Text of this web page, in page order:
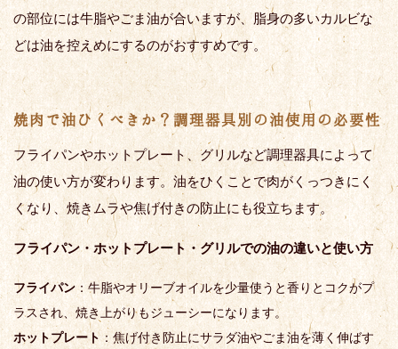
の部位には牛脂やごま油が合いますが、脂身の多いカルビな
どは油を控えめにするのがおすすめです。
焼肉で油ひくべきか？調理器具別の油使用の必要性
フライパンやホットプレート、グリルなど調理器具によって
油の使い方が変わります。油をひくことで肉がくっつきにく
くなり、焼きムラや焦げ付きの防止にも役立ちます。
フライパン・ホットプレート・グリルでの油の違いと使い方
フライパン：牛脂やオリーブオイルを少量使うと香りとコクがプ
ラスされ、焼き上がりもジューシーになります。
ホットプレート：焦げ付き防止にサラダ油やごま油を薄く伸ばす